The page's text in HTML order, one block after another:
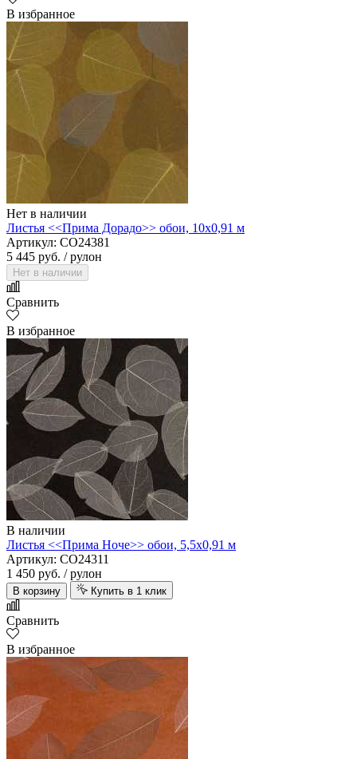
В избранное
Нет в наличии
Листья <<Прима Дорадо>> обои, 10х0,91 м
Артикул: CO24381
5 445 руб. / рулон
Нет в наличии
Сравнить
В избранное
В наличии
Листья <<Прима Ноче>> обои, 5,5х0,91 м
Артикул: CO24311
1 450 руб. / рулон
В корзину Купить в 1 клик
Сравнить
В избранное